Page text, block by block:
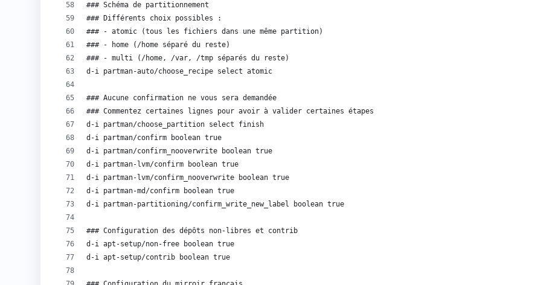
### Schéma de partitionnement
### Différents choix possibles :
### - atomic (tous les fichiers dans une même partition)
### - home (/home séparé du reste)
### - multi (/home, /var, /tmp séparés du reste)
d-i partman-auto/choose_recipe select atomic
### Aucune confirmation ne vous sera demandée
### Commentez certaines lignes pour avoir à valider certaines étapes
d-i partman/choose_partition select finish
d-i partman/confirm boolean true
d-i partman/confirm_nooverwrite boolean true
d-i partman-lvm/confirm boolean true
d-i partman-lvm/confirm_nooverwrite boolean true
d-i partman-md/confirm boolean true
d-i partman-partitioning/confirm_write_new_label boolean true
### Configuration des dépôts non-libres et contrib
d-i apt-setup/non-free boolean true
d-i apt-setup/contrib boolean true